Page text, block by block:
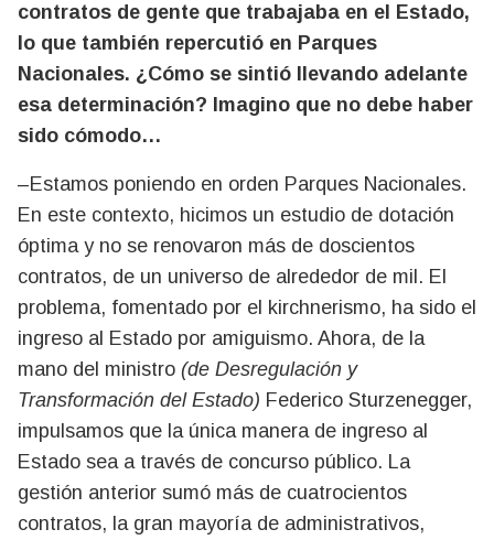
contratos de gente que trabajaba en el Estado,
lo que también repercutió en Parques
Nacionales. ¿Cómo se sintió llevando adelante
esa determinación? Imagino que no debe haber
sido cómodo…
–Estamos poniendo en orden Parques Nacionales.
En este contexto, hicimos un estudio de dotación
óptima y no se renovaron más de doscientos
contratos, de un universo de alrededor de mil. El
problema, fomentado por el kirchnerismo, ha sido el
ingreso al Estado por amiguismo. Ahora, de la
mano del ministro (de Desregulación y
Transformación del Estado) Federico Sturzenegger,
impulsamos que la única manera de ingreso al
Estado sea a través de concurso público. La
gestión anterior sumó más de cuatrocientos
contratos, la gran mayoría de administrativos,